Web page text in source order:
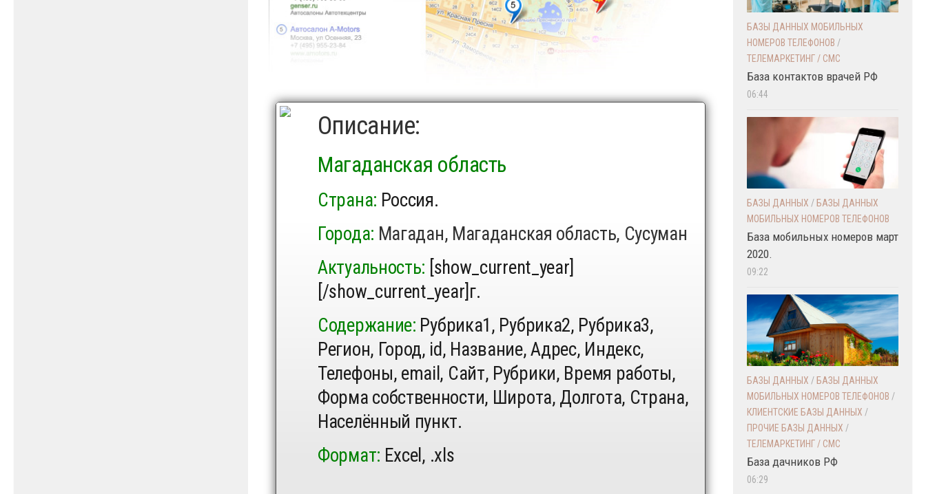
Описание:
Магаданская область
Страна: Россия.
Города: Магадан, Магаданская область, Сусуман
Актуальность: [show_current_year]
[/show_current_year]г.
Содержание: Рубрика1, Рубрика2, Рубрика3,
Регион, Город, id, Название, Адрес, Индекс,
Телефоны, email, Сайт, Рубрики, Время работы,
Форма собственности, Широта, Долгота, Страна,
Населённый пункт.
Формат: Excel, .xls
БАЗЫ ДАННЫХ МОБИЛЬНЫХ
НОМЕРОВ ТЕЛЕФОНОВ /
ТЕЛЕМАРКЕТИНГ / СМС
База контактов врачей РФ
06:44
БАЗЫ ДАННЫХ / БАЗЫ ДАННЫХ
МОБИЛЬНЫХ НОМЕРОВ ТЕЛЕФОНОВ
База мобильных номеров март
2020.
09:22
БАЗЫ ДАННЫХ /БАЗЫ ДАННЫХ
МОБИЛЬНЫХ НОМЕРОВ ТЕЛЕФОНОВ /
КЛИЕНТСКИЕ БАЗЫ ДАННЫХ /
ПРОЧИЕ БАЗЫ ДАННЫХ /
ТЕЛЕМАРКЕТИНГ / СМС
База дачников РФ
06:29